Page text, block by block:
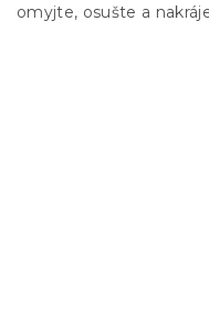
omyjte, osušte a